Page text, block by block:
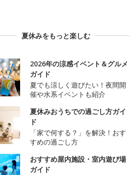
夏休みをもっと楽しむ
2026年の涼感イベント＆グルメ
ガイド
夏でも涼しく遊びたい！夜間開
催や水系イベントも紹介
夏休みおうちでの過ごし方ガイ
ド
「家で何する？」を解決！おす
すめの過ごし方
おすすめ屋内施設・室内遊び場
ガイド